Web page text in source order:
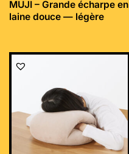
MUJI – Grande écharpe en
laine douce — légère